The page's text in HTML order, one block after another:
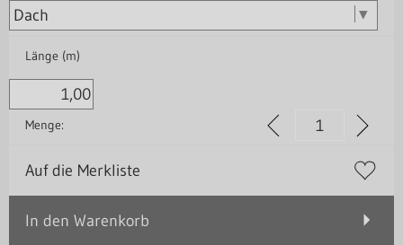
Länge (m)
Menge:
Auf die Merkliste
In den Warenkorb